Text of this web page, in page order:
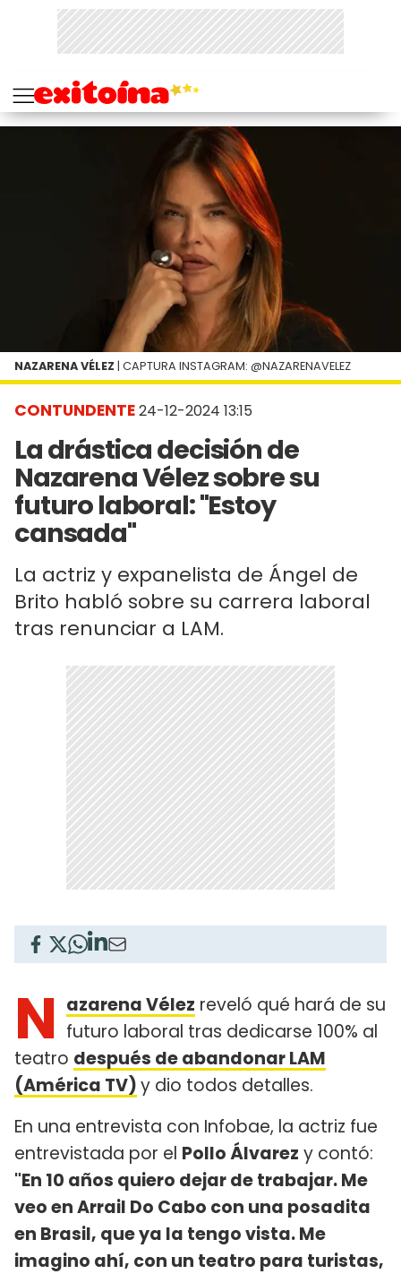
CONTUNDENTE24-12-2024 13:15
La drástica decisión de
Nazarena Vélez sobre su
futuro laboral: "Estoy
cansada"
La actriz y expanelista de Ángel de
Brito habló sobre su carrera laboral
tras renunciar a LAM.
NAZARENA VÉLEZ | CAPTURA INSTAGRAM: @NAZARENAVELEZ
N azarena Vélez reveló qué hará de su
futuro laboral tras dedicarse 100% al
teatro después de abandonar LAM
(América TV)y dio todos detalles.
En una entrevista con Infobae, la actriz fue
entrevistada por el Pollo Álvarez y contó:
"En 10 años quiero dejar de trabajar. Me
veo en Arrail Do Cabo con una posadita
en Brasil, que ya la tengo vista. Me
imagino ahí, con un teatro para turistas,